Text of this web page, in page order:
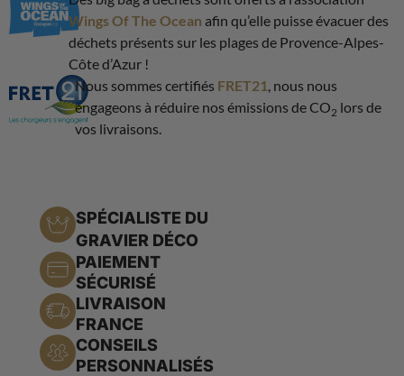
Wings Of The Ocean afin qu’elle puisse évacuer des
déchets présents sur les plages de Provence-Alpes-
Côte d’Azur !
Nous sommes certifiés FRET21, nous nous
engageons à réduire nos émissions de CO2 lors de
vos livraisons.
SPÉCIALISTE DU
GRAVIER DÉCO
PAIEMENT
SÉCURISÉ
LIVRAISON
FRANCE
CONSEILS
PERSONNALISÉS